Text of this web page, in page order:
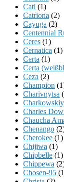
Cati (1)
Catriona (2)
Cayuga (2)
Centennial
Ceres (1)
Cernatica (1)
Certa (1)
Certa
Ceza (2)
Champion
Charivnytsa
Charles
Chaucha
Chenango
Cherokee (1)
Chijiwa (1)
Chipbelle (1)
Chippewa
Chosen-95